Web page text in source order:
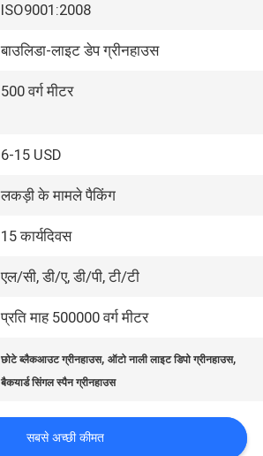
ISO9001:2008
बाउलिडा-लाइट डेप ग्रीनहाउस
500 वर्ग मीटर
6-15 USD
लकड़ी के मामले पैकिंग
15 कार्यदिवस
एल/सी, डी/ए, डी/पी, टी/टी
प्रति माह 500000 वर्ग मीटर
छोटे ब्लैकआउट ग्रीनहाउस,ऑटो नाली लाइट डिपो ग्रीनहाउस,
बैकयार्ड सिंगल स्पैन ग्रीनहाउस
सबसे अच्छी कीमत